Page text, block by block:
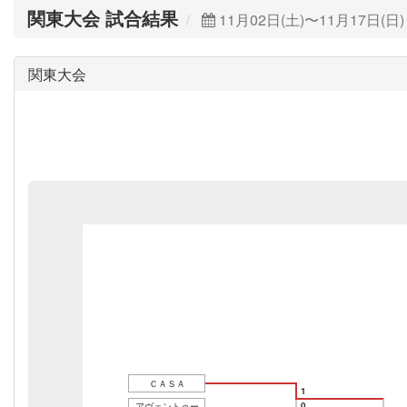
関東大会 試合結果 11月02日(土)〜11月17日(日)
関東大会
ＣＡＳＡ
1